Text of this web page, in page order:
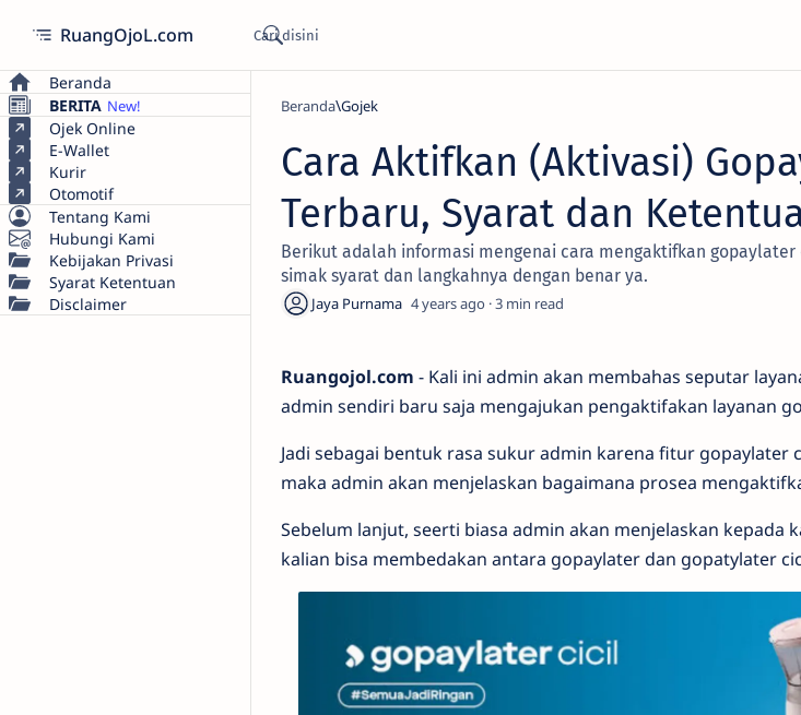
RuangOjoL.com
Beranda
BERITA
Ojek Online
E-Wallet
Kurir
Otomotif
Tentang Kami
Hubungi Kami
Kebijakan Privasi
Syarat Ketentuan
Disclaimer
Beranda Gojek
Cara Aktifkan (Aktivasi)
Terbaru, Syarat dan
Berikut adalah informasi mengenai cara mengaktifkan
simak syarat dan langkahnya dengan benar ya.
4 years ago 3
Ruangojol.com - Kali ini admin akan membahas seputar
admin sendiri baru saja mengajukan pengaktifakan layanan
Jadi sebagai bentuk rasa sukur admin karena fitur gopaylater
maka admin akan menjelaskan bagaimana prosea
Sebelum lanjut, seerti biasa admin akan menjelaskan kepada
kalian bisa membedakan antara gopaylater dan gopatylater